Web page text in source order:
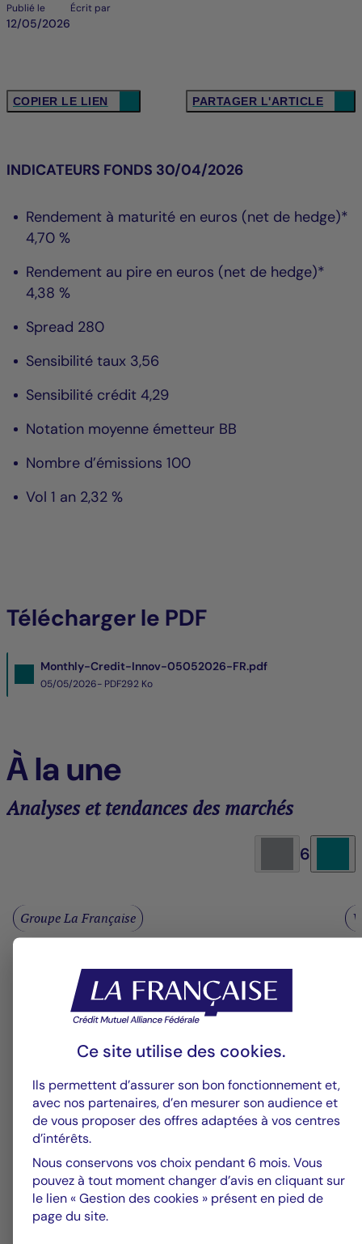
Publié le
12/05/2026
Écrit par
COPIER LE LIEN PARTAGER L'ARTICLE
INDICATEURS FONDS 30/04/2026
Rendement à maturité en euros (net de hedge)*
4,70 %
Rendement au pire en euros (net de hedge)*
4,38 %
Spread 280
Sensibilité taux 3,56
Sensibilité crédit 4,29
Notation moyenne émetteur BB
Nombre d’émissions 100
Vol 1 an 2,32 %
Télécharger le PDF
Monthly-Credit-Innov-05052026-FR.pdf
05/05/2026- PDF292 Ko
À la une
Analyses et tendances des marchés
6
Groupe La Française
Ce site utilise des cookies.
Ils permettent d’assurer son bon fonctionnement et,
avec nos partenaires, d’en mesurer son audience et
de vous proposer des offres adaptées à vos centres
d’intérêts.
Nous conservons vos choix pendant 6 mois. Vous
pouvez à tout moment changer d’avis en cliquant sur
le lien « Gestion des cookies » présent en pied de
page du site.